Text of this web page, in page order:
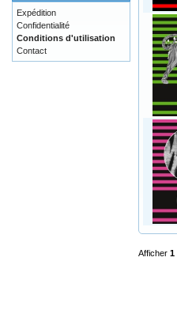
Afficher 1
Expédition
Confidentialité
Conditions d'utilisation
Contact